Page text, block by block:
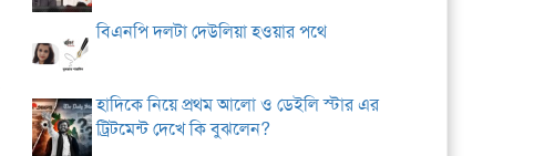
বিএনপি দলটা দেউলিয়া হওয়ার পথে
হাদিকে নিয়ে প্রথম আলো ও ডেইলি স্টার এর
ট্রিটমেন্ট দেখে কি বুঝলেন?